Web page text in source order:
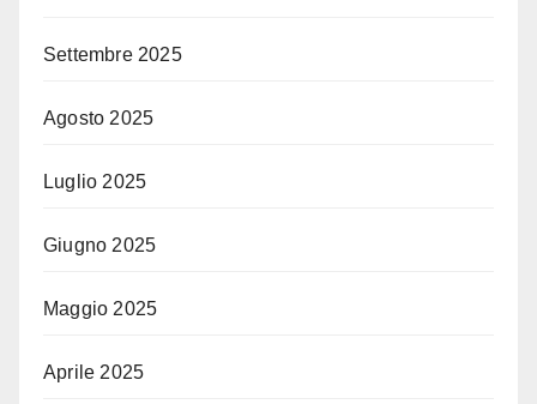
Settembre 2025
Agosto 2025
Luglio 2025
Giugno 2025
Maggio 2025
Aprile 2025